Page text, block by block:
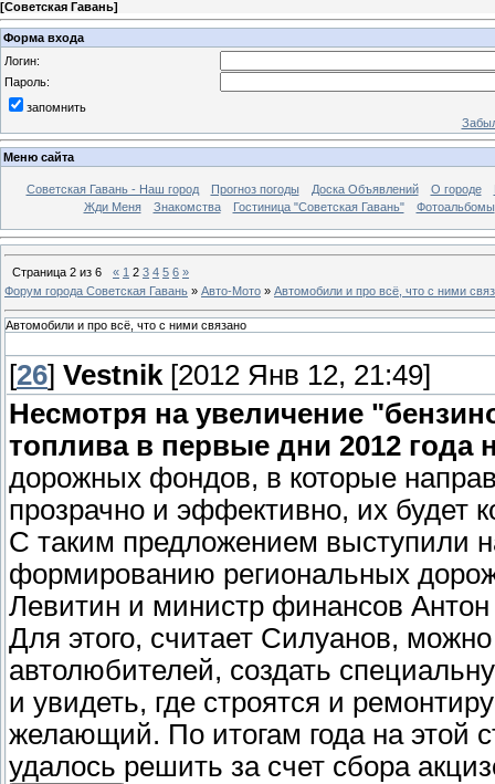
[Советская Гавань]
Форма входа
Логин:
Пароль:
запомнить
Меню сайта
Советская Гавань - Наш город Прогноз погоды Доска Объявлений О городе
Жди Меня
Знакомства Гостиница "Советская Гавань" Фотоальбомы
Страница 2 из 6 « 1 2 3 4 5 6 »
Форум города Советская Гавань » Авто-Мото » Автомобили и про всё, что с ними
Автомобили и про всё, что с ними связано
[26] Vestnik [2012 Янв 12, 21:49]
Несмотря на увеличение
топлива в первые дни 2012 года
дорожных фондов, в которые
прозрачно и эффективно, их будет
С таким предложением выступили
формированию региональных
Левитин и министр финансов
Для этого, считает Силуанов,
автолюбителей, создать
и увидеть, где строятся и
желающий. По итогам года на этой
удалось решить за счет сбора